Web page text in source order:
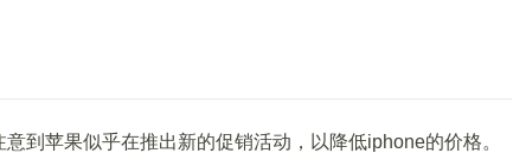
到苹果似乎在推出新的促销活动，以降低iphone的价格。